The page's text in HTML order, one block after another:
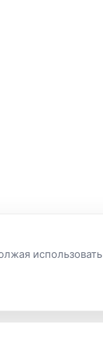
использовать